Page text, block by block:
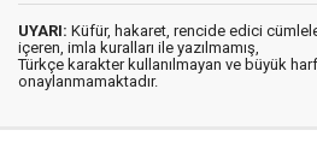
UYARI: Küfür, hakaret, rencide edici
içeren, imla kuralları ile yazılmamış,
Türkçe karakter kullanılmayan ve büyük
onaylanmamaktadır.